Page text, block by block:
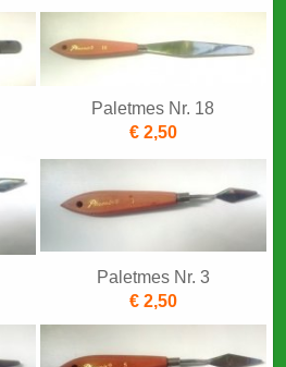
Paletmes Nr. 18
€ 2,50
Paletmes Nr. 3
€ 2,50